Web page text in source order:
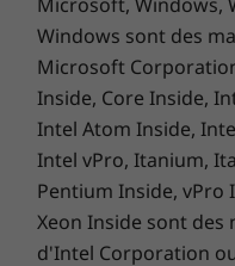
Un engagement
Le produit est livré
rembourré
recyclé, composé à
post-
Certifications /
ENERGY STAR®8.0
EPEAT™ Silver
MIL-STD-810H test
*Enregistré EPEAT
pour le statut
Windows sont des
Microsoft
Inside, Core Inside,
Intel Atom Inside,
Intel vPro, Itanium,
Pentium Inside, vPro
Xeon Inside sont des
d'Intel Corporation